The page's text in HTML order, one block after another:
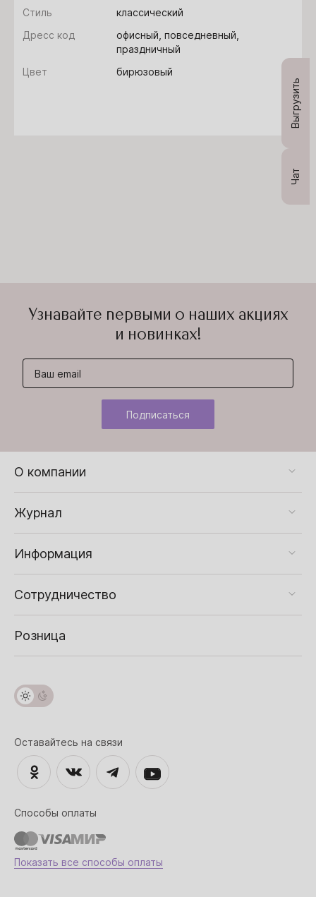
Чат
Выгрузить
Стиль
классический
Дресс код
офисный, повседневный,
праздничный
Цвет
бирюзовый
Узнавайте первыми о наших акциях
и новинках!
Подписаться
О компании
Журнал
Информация
Сотрудничество
Розница
Способы оплаты
Показать все способы оплаты
Оставайтесь на связи